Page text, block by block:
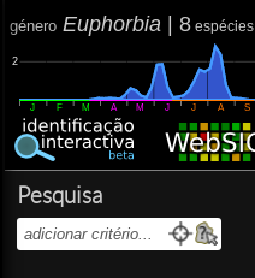
género Euphorbia 8 espécies
2
J F M A M J J A S
Pesquisa